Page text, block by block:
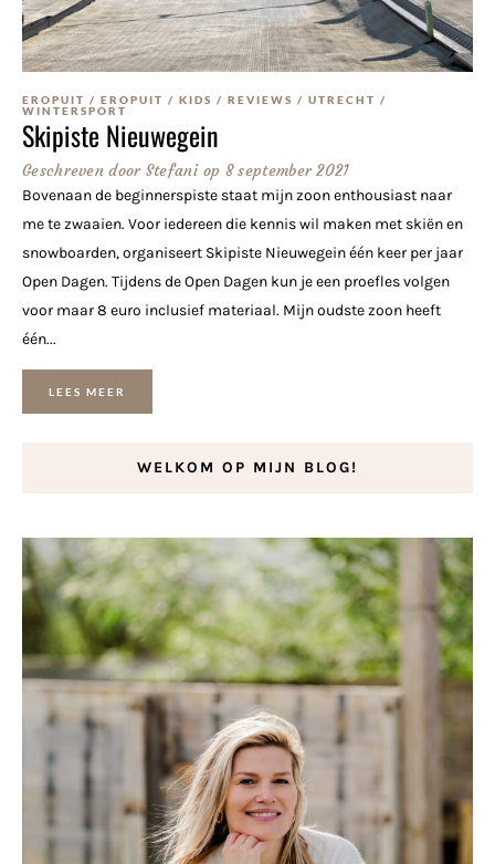
EROPUIT / EROPUIT / KIDS / REVIEWS / UTRECHT /
WINTERSPORT
Skipiste Nieuwegein
Geschreven doorStefani op 8 september 2021
Bovenaan de beginnerspiste staat mijn zoon enthousiast naar
me te zwaaien. Voor iedereen die kennis wil maken met skiën en
snowboarden, organiseert Skipiste Nieuwegein één keer per jaar
Open Dagen. Tijdens de Open Dagen kun je een proefles volgen
voor maar 8 euro inclusief materiaal. Mijn oudste zoon heeft
één...
LEES MEER
WELKOM OP MIJN BLOG!